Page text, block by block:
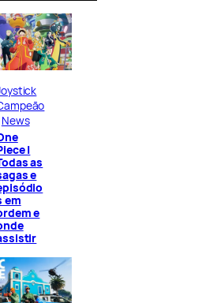
News
|
as
e
em
e